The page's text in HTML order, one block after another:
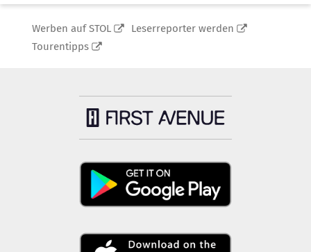
Werben auf STOL
Leserreporter werden
Tourentipps